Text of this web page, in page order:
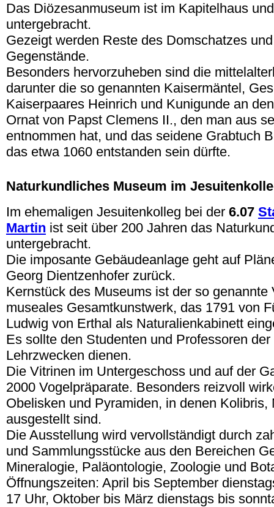
Das Diözesanmuseum ist im Kapitelhaus
untergebracht.
Gezeigt werden Reste des Domschatzes
Gegenstände.
Besonders hervorzuheben sind die
darunter die so genannten Kaisermäntel,
Kaiserpaares Heinrich und Kunigunde an
Ornat von Papst Clemens II., den man aus
entnommen hat, und das seidene Grabtuch
das etwa 1060 entstanden sein dürfte.
Naturkundliches Museum im
Im ehemaligen Jesuitenkolleg bei der 6.07
Martin ist seit über 200 Jahren das
untergebracht.
Die imposante Gebäudeanlage geht auf
Georg Dientzenhofer zurück.
Kernstück des Museums ist der so genannte
museales Gesamtkunstwerk, das 1791 von
Ludwig von Erthal als Naturalienkabinett
Es sollte den Studenten und Professoren
Lehrzwecken dienen.
Die Vitrinen im Untergeschoss und auf der
2000 Vogelpräparate. Besonders reizvoll
Obelisken und Pyramiden, in denen Kolibris,
ausgestellt sind.
Die Ausstellung wird vervollständigt durch
und Sammlungsstücke aus den Bereichen
Mineralogie, Paläontologie, Zoologie und
Öffnungszeiten: April bis September
17 Uhr, Oktober bis März dienstags bis